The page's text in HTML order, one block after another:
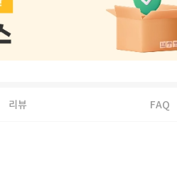
리뷰 FAQ